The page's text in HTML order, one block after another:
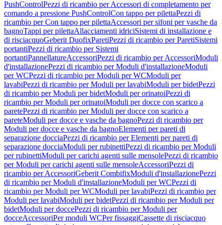
PushControlPezzi di ricambio per Accessori di completamento per
comando a pressione PushControlCon tappo per pilettaPezzi di
ricambio per Con tappo per pilettaAccessori per sifoni per vasche da
bagnoTappi per pilettaAllacciamenti idriciSistemi di installazione e
di risciacquoGeberit DuofixParetiPezzi di ricambio per ParetiSistemi
portantiPezzi di ricambio per Sistemi
portantiPannellatureAccessoriPezzi di ricambio per AccessoriModuli
d'installazionePezzi di ricambio per Moduli d'installazioneModuli
per WCPezzi di ricambio per Moduli per WCModuli per
lavabiPezzi di ricambio per Moduli per lavabiModuli per bidetPezzi
di ricambio per Moduli per bidetModuli per orinatoiPezzi di
ricambio per Moduli per orinatoiModuli per docce con scarico a
paretePezzi di ricambio per Moduli per docce con scarico a
pareteModuli per docce e vasche da bagnoPezzi di ricambio per
Moduli per docce e vasche da bagnoElementi per pareti di
separazione docciaPezzi di ricambio per Elementi per pareti di
separazione docciaModuli per rubinettiPezzi di ricambio per Moduli
per rubinettiModuli per carichi agenti sulle mensolePezzi di ricambio
per Moduli per carichi agenti sulle mensoleAccessoriPezzi di
ricambio per AccessoriGeberit CombifixModuli d'installazionePezzi
di ricambio per Moduli d'installazioneModuli per WCPezzi di
ricambio per Moduli per WCModuli per lavabiPezzi di ricambio per
Moduli per lavabiModuli per bidetPezzi di ricambio per Moduli per
bidetModuli per doccePezzi di ricambio per Moduli per
docceAccessoriPer moduli WCPer fissaggiCassette di risciacquo